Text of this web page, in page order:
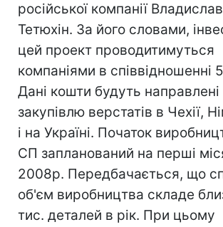
російської компанії Владислав
Тетюхін. За його словами,
цей проект проводитимуться
компаніями в співвідношенні
Дані кошти будуть направлені
закупівлю верстатів в Чехії,
і на Україні. Початок
СП запланований на перші
2008р. Передбачається, що
об'єм виробництва складе
тис. деталей в рік. При цьому